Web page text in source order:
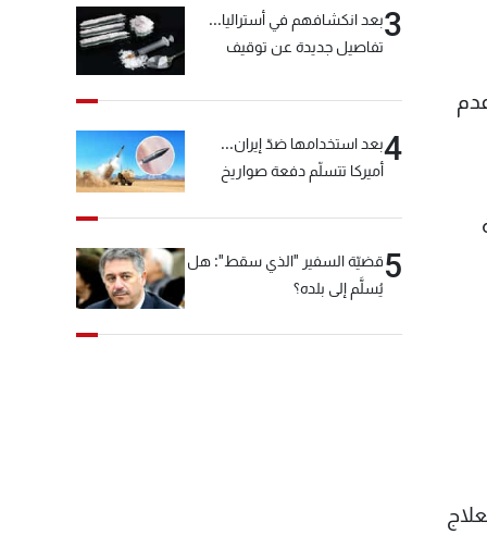
عدم
3بعد انكشافهم في أستراليا...
تفاصيل جديدة عن توقيف
4بعد استخدامها ضدّ إيران...
أميركا تتسلّم دفعة صواريخ
5قضيّة السفير "الذي سقط": هل
يُسلَّم إلى بلده؟